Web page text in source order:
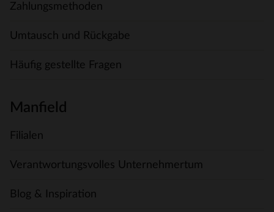
Zahlungsmethoden
Umtausch und Rückgabe
Häufig gestellte Fragen
Manfield
Filialen
Verantwortungsvolles Unternehmertum
Blog & Inspiration